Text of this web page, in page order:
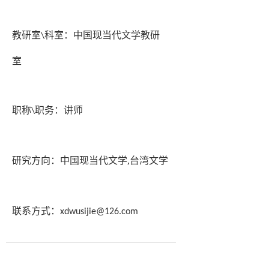
教研室\科室： 中国现当代文学教研
室
职称\职务： 讲师
研究方向： 中国现当代文学,台湾文学
联系方式： xdwusijie@126.com